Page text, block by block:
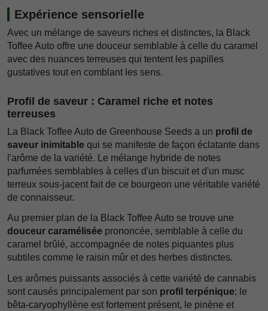
Expérience sensorielle
Avec un mélange de saveurs riches et distinctes, la Black
Toffee Auto offre une douceur semblable à celle du caramel
avec des nuances terreuses qui tentent les papilles
gustatives tout en comblant les sens.
Profil de saveur : Caramel riche et notes
terreuses
La Black Toffee Auto de Greenhouse Seeds a un profil de
saveur inimitable qui se manifeste de façon éclatante dans
l'arôme de la variété. Le mélange hybride de notes
parfumées semblables à celles d'un biscuit et d'un musc
terreux sous-jacent fait de ce bourgeon une véritable variété
de connaisseur.
Au premier plan de la Black Toffee Auto se trouve une
douceur caramélisée prononcée, semblable à celle du
caramel brûlé, accompagnée de notes piquantes plus
subtiles comme le raisin mûr et des herbes distinctes.
Les arômes puissants associés à cette variété de cannabis
sont causés principalement par son profil terpénique; le
bêta-caryophyllène est fortement présent, le pinène et